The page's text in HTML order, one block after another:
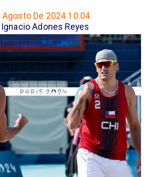
Agosto De 2024 10:04
Adones Reyes